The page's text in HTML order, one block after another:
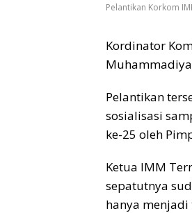
Pelantikan Korkom
Kordinator
Pelantikan
sosialisasi
ke-25 oleh
Ketua IMM
sepatutnya
hanya